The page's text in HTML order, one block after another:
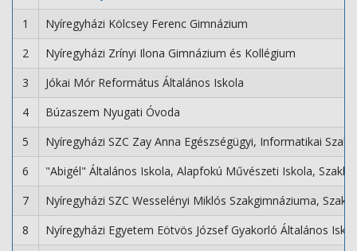
1
Nyíregyházi Kölcsey Ferenc Gimnázium
2
Nyíregyházi Zrínyi Ilona Gimnázium és Kollégium
3
Jókai Mór Református Általános Iskola
4
Búzaszem Nyugati Óvoda
5
Nyíregyházi SZC Zay Anna Egészségügyi, Informatikai
6
"Abigél" Általános Iskola, Alapfokú Művészeti Iskola,
7
Nyíregyházi SZC Wesselényi Miklós Szakgimnáziuma,
8
Nyíregyházi Egyetem Eötvös József Gyakorló Általános